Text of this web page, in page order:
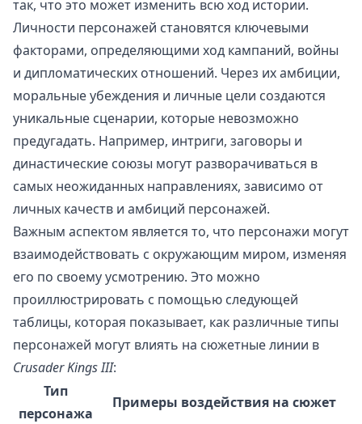
так, что это может изменить всю ход истории.
Личности персонажей становятся ключевыми
факторами, определяющими ход кампаний, войны
и дипломатических отношений. Через их амбиции,
моральные убеждения и личные цели создаются
уникальные сценарии, которые невозможно
предугадать. Например, интриги, заговоры и
династические союзы могут разворачиваться в
самых неожиданных направлениях, зависимо от
личных качеств и амбиций персонажей.
Важным аспектом является то, что персонажи могут
взаимодействовать с окружающим миром, изменяя
его по своему усмотрению. Это можно
проиллюстрировать с помощью следующей
таблицы, которая показывает, как различные типы
персонажей могут влиять на сюжетные линии в
Crusader Kings III:
Тип
персонажа
Примеры воздействия на сюжет